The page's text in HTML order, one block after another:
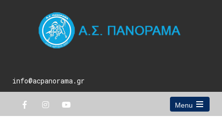
info@acpanorama.gr
Menu
Open